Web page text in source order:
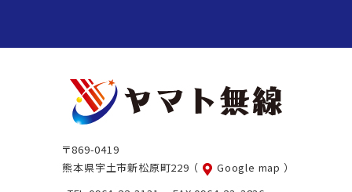
ヤ
マ
無
線
〒869-0419
熊本県宇土市新松原町229 （
Google map ）